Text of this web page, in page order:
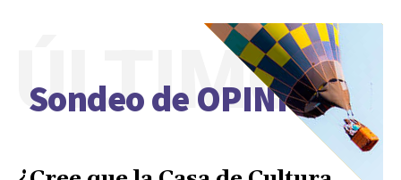
Sondeo de OPINIÓN
ÚLTIMO